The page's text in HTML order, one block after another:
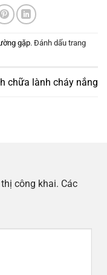
gặp. Đánh dấu trang
chữa lành cháy nắng
công khai. Các